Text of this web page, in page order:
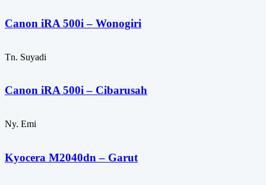
Canon iRA 500i – Wonogiri
Tn. Suyadi
Canon iRA 500i – Cibarusah
Ny. Emi
Kyocera M2040dn – Garut